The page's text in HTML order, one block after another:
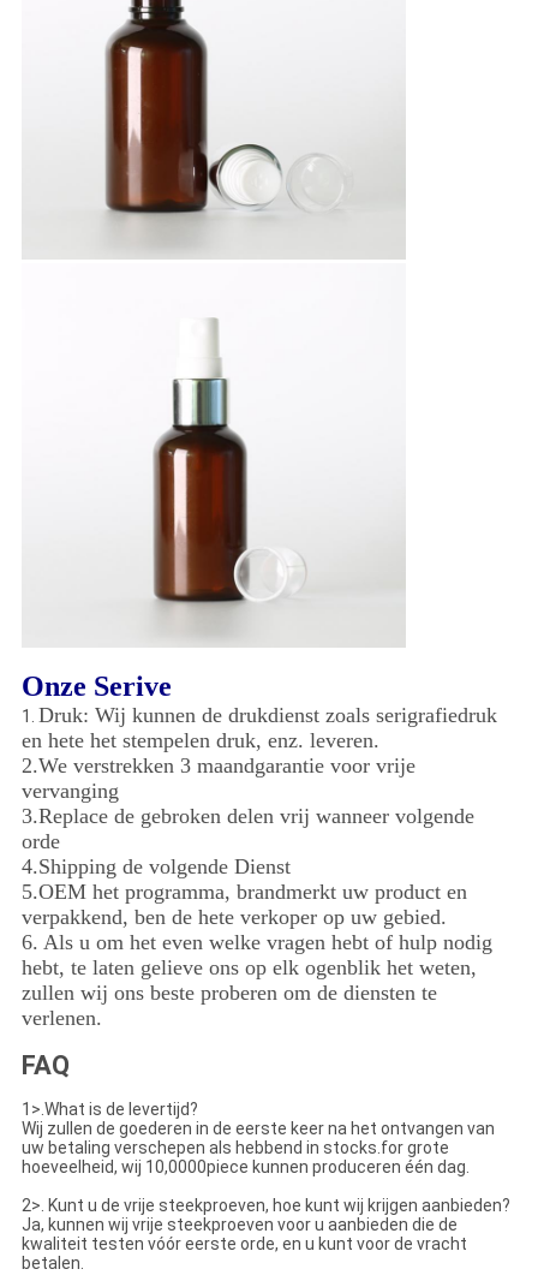
Onze Serive
1. Druk: Wij kunnen de drukdienst zoals serigrafiedruk
en hete het stempelen druk, enz. leveren.
2.We verstrekken 3 maandgarantie voor vrije
vervanging
3.Replace de gebroken delen vrij wanneer volgende
orde
4.Shipping de volgende Dienst
5.OEM het programma, brandmerkt uw product en
verpakkend, ben de hete verkoper op uw gebied.
6. Als u om het even welke vragen hebt of hulp nodig
hebt, te laten gelieve ons op elk ogenblik het weten,
zullen wij ons beste proberen om de diensten te
verlenen.
FAQ
1>.What is de levertijd?
Wij zullen de goederen in de eerste keer na het ontvangen van
uw betaling verschepen als hebbend in stocks.for grote
hoeveelheid, wij 10,0000piece kunnen produceren één dag.
2>. Kunt u de vrije steekproeven, hoe kunt wij krijgen aanbieden?
Ja, kunnen wij vrije steekproeven voor u aanbieden die de
kwaliteit testen vóór eerste orde, en u kunt voor de vracht
betalen.